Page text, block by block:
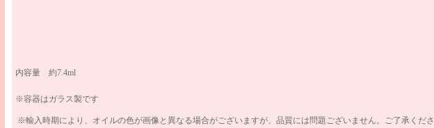
内容量 約7.4ml
※容器はガラス製です
※輸入時期により、オイルの色が画像と異なる場合がございますが、品質には問題ございません。ご了承くださ